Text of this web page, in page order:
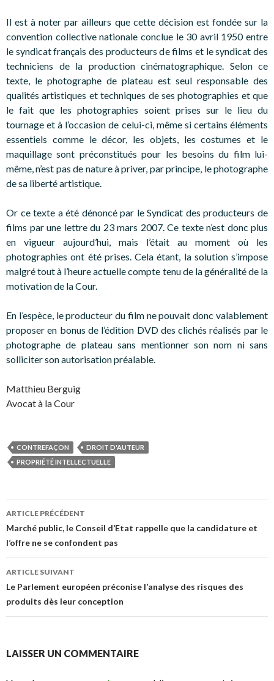
Il est à noter par ailleurs que cette décision est fondée sur la
convention collective nationale conclue le 30 avril 1950 entre
le syndicat français des producteurs de films et le syndicat des
techniciens de la production cinématographique. Selon ce
texte, le photographe de plateau est seul responsable des
qualités artistiques et techniques de ses photographies et que
le fait que les photographies soient prises sur le lieu du
tournage et à l’occasion de celui-ci, même si certains éléments
essentiels comme le décor, les objets, les costumes et le
maquillage sont préconstitués pour les besoins du film lui-
même, n’est pas de nature à priver, par principe, le photographe
de sa liberté artistique.
Or ce texte a été dénoncé par le Syndicat des producteurs de
films par une lettre du 23 mars 2007. Ce texte n’est donc plus
en vigueur aujourd’hui, mais l’était au moment où les
photographies ont été prises. Cela étant, la solution s’impose
malgré tout à l’heure actuelle compte tenu de la généralité de la
motivation de la Cour.
En l’espèce, le producteur du film ne pouvait donc valablement
proposer en bonus de l’édition DVD des clichés réalisés par le
photographe de plateau sans mentionner son nom ni sans
solliciter son autorisation préalable.
Matthieu Berguig
Avocat à la Cour
CONTREFAÇON
DROIT D'AUTEUR
PROPRIÉTÉ INTELLECTUELLE
Navigation
des
articles
ARTICLE PRÉCÉDENT
Marché public, le Conseil d’Etat rappelle que la candidature et
l’offre ne se confondent pas
ARTICLE SUIVANT
Le Parlement européen préconise l’analyse des risques des
produits dès leur conception
LAISSER UN COMMENTAIRE